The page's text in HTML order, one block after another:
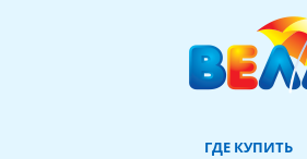
ГДЕ КУПИТЬ